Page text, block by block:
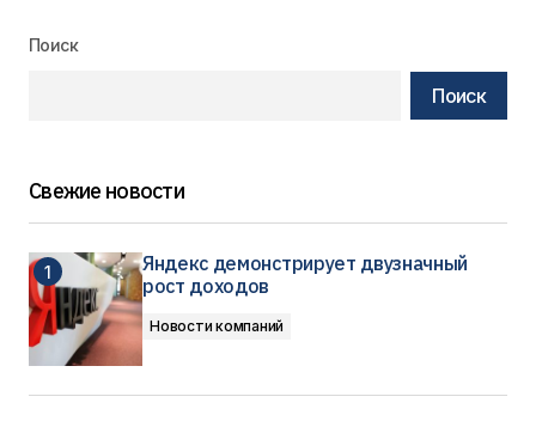
Поиск
Поиск
Свежие новости
Яндекс демонстрирует двузначный
рост доходов
Новости компаний